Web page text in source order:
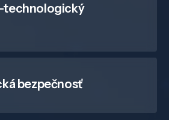
technologický
bezpečnosť